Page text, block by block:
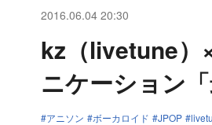
2016.06.04 20:30
kz（livetune）
ニケーション
アニソン ボーカロイド JPOP